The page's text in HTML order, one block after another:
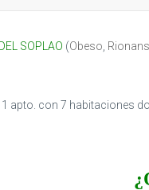
SOPLAO (Obeso,
apto. con 7 habitaciones